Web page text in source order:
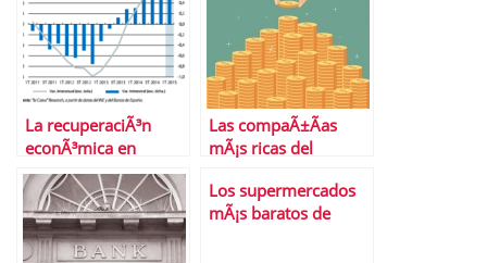
La recuperaciÃ³n
econÃ³mica en
EspaÃ±a,
Â¿consolidada?
Las compaÃ±Ã­as
mÃ¡s ricas del
Los supermercados
mÃ¡s baratos de